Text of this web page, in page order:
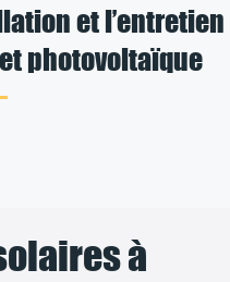
et l’entretien
photovoltaïque
à